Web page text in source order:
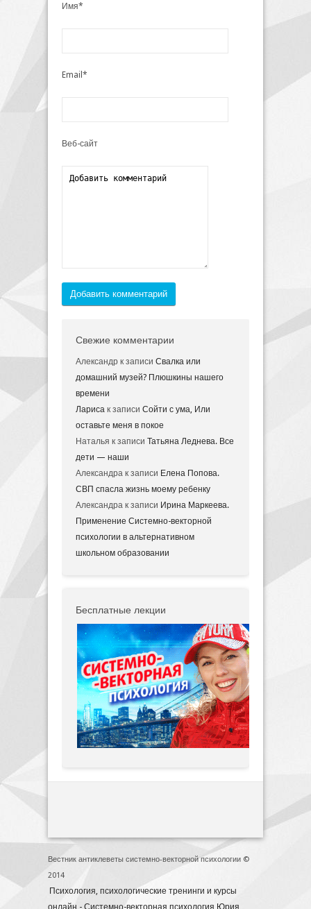
Имя*
Email*
Веб-сайт
Добавить комментарий
Свежие комментарии
Александр к записи Свалка или
домашний музей? Плюшкины нашего
времени
Лариса к записи Сойти с ума, Или
оставьте меня в покое
Наталья к записи Татьяна Леднева. Все
дети — наши
Александра к записи Елена Попова.
СВП спасла жизнь моему ребенку
Александра к записи Ирина Маркеева.
Применение Системно-векторной
психологии в альтернативном
школьном образовании
Бесплатные лекции
Вестник антиклеветы системно-векторной психологии ©
2014
Психология, психологические тренинги и курсы
онлайн - Системно-векторная психология Юрия